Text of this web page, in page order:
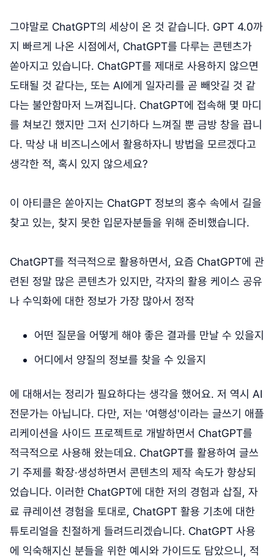
그야말로 ChatGPT의 세상이 온 것 같습니다. GPT 4.0까
지 빠르게 나온 시점에서, ChatGPT를 다루는 콘텐츠가
쏟아지고 있습니다. ChatGPT를 제대로 사용하지 않으면
도태될 것 같다는, 또는 AI에게 일자리를 곧 빼앗길 것 같
다는 불안함마저 느껴집니다. ChatGPT에 접속해 몇 마디
를 쳐보긴 했지만 그저 신기하다 느껴질 뿐 금방 창을 끕니
다. 막상 내 비즈니스에서 활용하자니 방법을 모르겠다고
생각한 적, 혹시 있지 않으세요?
이 아티클은 쏟아지는 ChatGPT 정보의 홍수 속에서 길을
찾고 있는, 찾지 못한 입문자분들을 위해 준비했습니다.
ChatGPT를 적극적으로 활용하면서, 요즘 ChatGPT에 관
련된 정말 많은 콘텐츠가 있지만, 각자의 활용 케이스 공유
나 수익화에 대한 정보가 가장 많아서 정작
어떤 질문을 어떻게 해야 좋은 결과를 만날 수 있을지
어디에서 양질의 정보를 찾을 수 있을지
에 대해서는 정리가 필요하다는 생각을 했어요. 저 역시 AI
전문가는 아닙니다. 다만, 저는 '여행성'이라는 글쓰기 애플
리케이션을 사이드 프로젝트로 개발하면서 ChatGPT를
적극적으로 사용해 왔는데요. ChatGPT를 활용하여 글쓰
기 주제를 확장·생성하면서 콘텐츠의 제작 속도가 향상되
었습니다. 이러한 ChatGPT에 대한 저의 경험과 삽질, 자
료 큐레이션 경험을 토대로, ChatGPT 활용 기초에 대한
튜토리얼을 친절하게 들려드리겠습니다. ChatGPT 사용
에 익숙해지신 분들을 위한 예시와 가이드도 담았으니, 적